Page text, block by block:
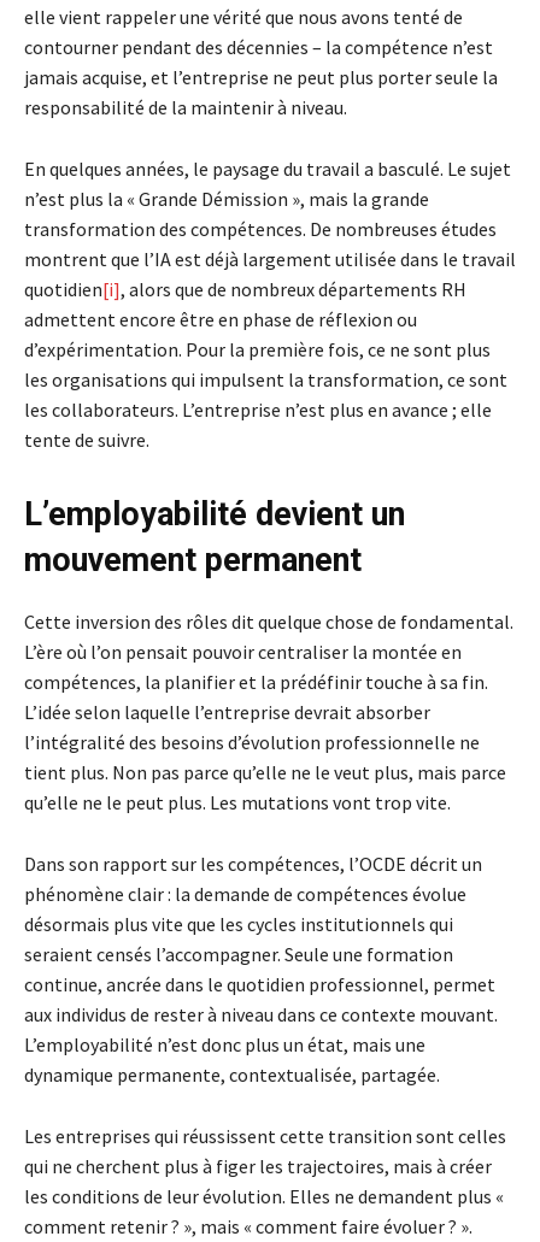
elle vient rappeler une vérité que nous avons tenté de
contourner pendant des décennies – la compétence n’est
jamais acquise, et l’entreprise ne peut plus porter seule la
responsabilité de la maintenir à niveau.
En quelques années, le paysage du travail a basculé. Le sujet
n’est plus la « Grande Démission », mais la grande
transformation des compétences. De nombreuses études
montrent que l’IA est déjà largement utilisée dans le travail
quotidien[i], alors que de nombreux départements RH
admettent encore être en phase de réflexion ou
d’expérimentation. Pour la première fois, ce ne sont plus
les organisations qui impulsent la transformation, ce sont
les collaborateurs. L’entreprise n’est plus en avance ; elle
tente de suivre.
L’employabilité devient un
mouvement permanent
Cette inversion des rôles dit quelque chose de fondamental.
L’ère où l’on pensait pouvoir centraliser la montée en
compétences, la planifier et la prédéfinir touche à sa fin.
L’idée selon laquelle l’entreprise devrait absorber
l’intégralité des besoins d’évolution professionnelle ne
tient plus. Non pas parce qu’elle ne le veut plus, mais parce
qu’elle ne le peut plus. Les mutations vont trop vite.
Dans son rapport sur les compétences, l’OCDE décrit un
phénomène clair : la demande de compétences évolue
désormais plus vite que les cycles institutionnels qui
seraient censés l’accompagner. Seule une formation
continue, ancrée dans le quotidien professionnel, permet
aux individus de rester à niveau dans ce contexte mouvant.
L’employabilité n’est donc plus un état, mais une
dynamique permanente, contextualisée, partagée.
Les entreprises qui réussissent cette transition sont celles
qui ne cherchent plus à figer les trajectoires, mais à créer
les conditions de leur évolution. Elles ne demandent plus «
comment retenir ? », mais « comment faire évoluer ? ».